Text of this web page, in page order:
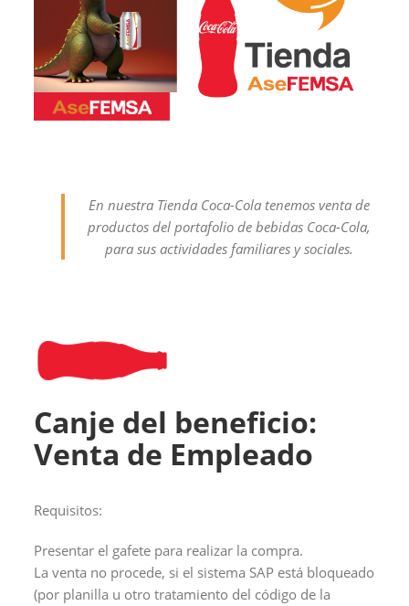
En nuestra Tienda Coca-Cola tenemos venta de
productos del portafolio de bebidas Coca-Cola,
para sus actividades familiares y sociales.
Canje del beneficio:
Venta de Empleado
Requisitos:
Presentar el gafete para realizar la compra.
La venta no procede, si el sistema SAP está bloqueado
(por planilla u otro tratamiento del código de la